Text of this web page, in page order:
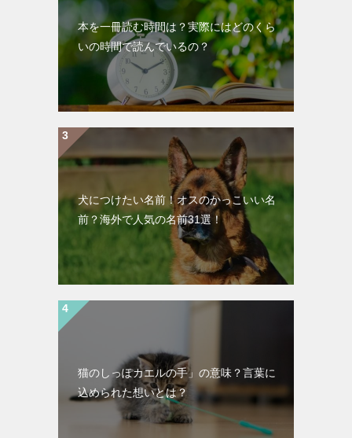
本を一冊読む時間は？実際にはどのくら
いの時間で読んでいるの？
犬につけたい名前！オスのかっこいい名
前？海外で人気の名前31選！
猫のしっぽカエルの手」の意味？言葉に
込められた想いとは？